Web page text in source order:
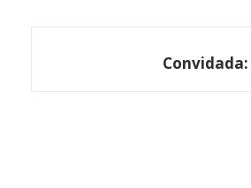
Convidada: